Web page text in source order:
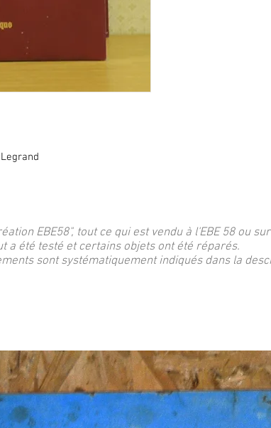
Legrand
EBE58", tout ce qui est vendu à l'EBE 58 ou
a été testé et certains objets ont été réparés.
sont systématiquement indiqués dans la